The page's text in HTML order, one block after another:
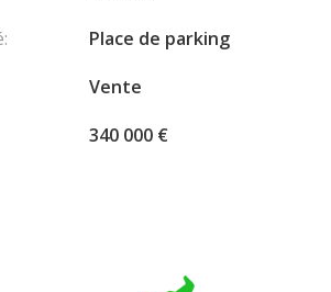
Place de parking
Vente
340 000 €